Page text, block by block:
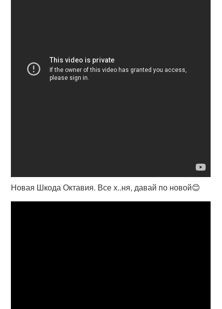
Новая Шкода Октавия. Все х..ня, давай по новой😊